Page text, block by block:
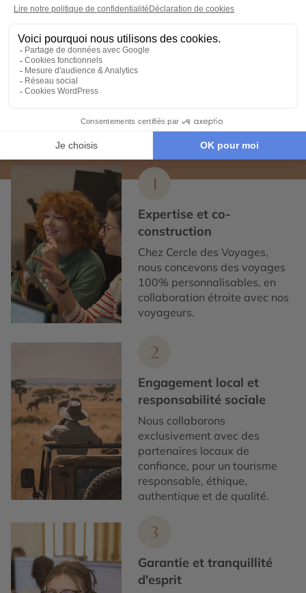
Location de Villa à l'Île Maurice
Roadtrip Afrique du Sud
Expertise et co-construction
1
Expertise et co-
construction
Chez Cercle des Voyages,
nous concevons des voyages
100% personnalisables, en
collaboration étroite avec nos
voyageurs.
2
Engagement local et
responsabilité sociale
Nous collaborons
exclusivement avec des
partenaires locaux de
confiance, pour un tourisme
responsable, éthique,
authentique et de qualité.
3
Garantie et tranquillité
d'esprit